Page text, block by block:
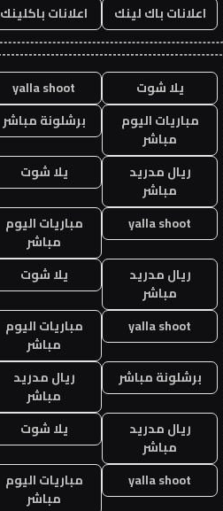
اعلانات باك لينك
اعلانات باكلينك
يلا شوت
yalla shoot
مباريات اليوم
مباشر
برشلونة مباشر
ريال مدريد
مباشر
يلا شوت
yalla shoot
مباريات اليوم
مباشر
ريال مدريد
مباشر
يلا شوت
yalla shoot
مباريات اليوم
مباشر
برشلونة مباشر
ريال مدريد
مباشر
ريال مدريد
مباشر
يلا شوت
yalla shoot
مباريات اليوم
مباشر